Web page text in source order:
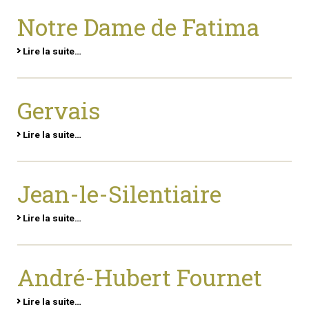
Notre Dame de Fatima
Lire la suite…
Gervais
Lire la suite…
Jean-le-Silentiaire
Lire la suite…
André-Hubert Fournet
Lire la suite…